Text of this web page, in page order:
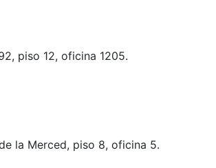
piso 12, oficina 1205.
la Merced, piso 8, oficina 5.